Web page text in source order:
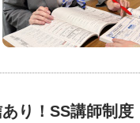
り！SS講師制度